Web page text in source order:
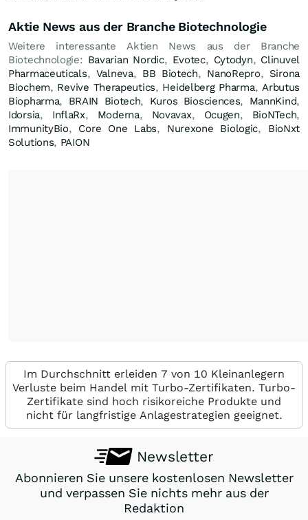
Aktie News aus der Branche Biotechnologie
Weitere interessante Aktien News aus der Branche
Biotechnologie: Bavarian Nordic, Evotec, Cytodyn, Clinuvel
Pharmaceuticals, Valneva, BB Biotech, NanoRepro, Sirona
Biochem, Revive Therapeutics, Heidelberg Pharma,Arbutus
Biopharma, BRAIN Biotech, Kuros Biosciences, MannKind,
Idorsia, InflaRx, Moderna, Novavax, Ocugen, BioNTech,
ImmunityBio, Core One Labs, Nurexone Biologic, BioNxt
Solutions, PAION
Im Durchschnitt erleiden 7 von 10 Kleinanlegern
Verluste beim Handel mit Turbo-Zertifikaten. Turbo-
Zertifikate sind hoch risikoreiche Produkte und
nicht für langfristige Anlagestrategien geeignet.
Newsletter
Abonnieren Sie unsere kostenlosen Newsletter
und verpassen Sie nichts mehr aus der
Redaktion